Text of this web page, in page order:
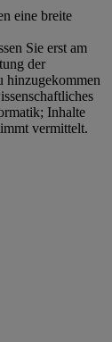
eine breite
Sie erst am
der
hinzugekommen
Inhalte
vermittelt.